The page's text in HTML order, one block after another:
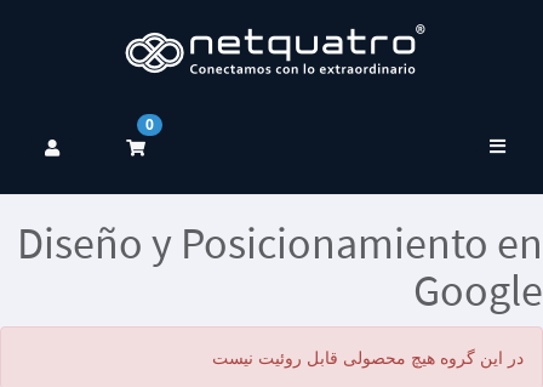
تغییر
ناوبری
0
Diseño y Posicionamiento en
Google
در این گروه هیچ محصولی قابل روئیت نیست